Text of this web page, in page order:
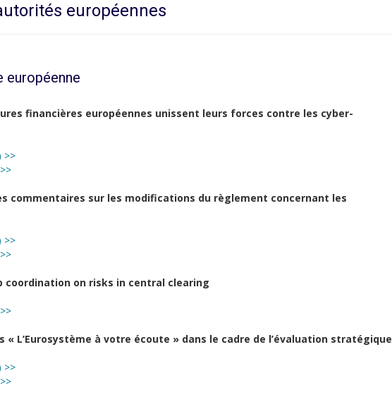
européennes
européenne
financières européennes unissent leurs forces contre les cyber-
>>
commentaires sur les modifications du règlement concernant les
>>
coordination on risks in central clearing
« L’Eurosystème à votre écoute » dans le cadre de l’évaluation stratégique
>>